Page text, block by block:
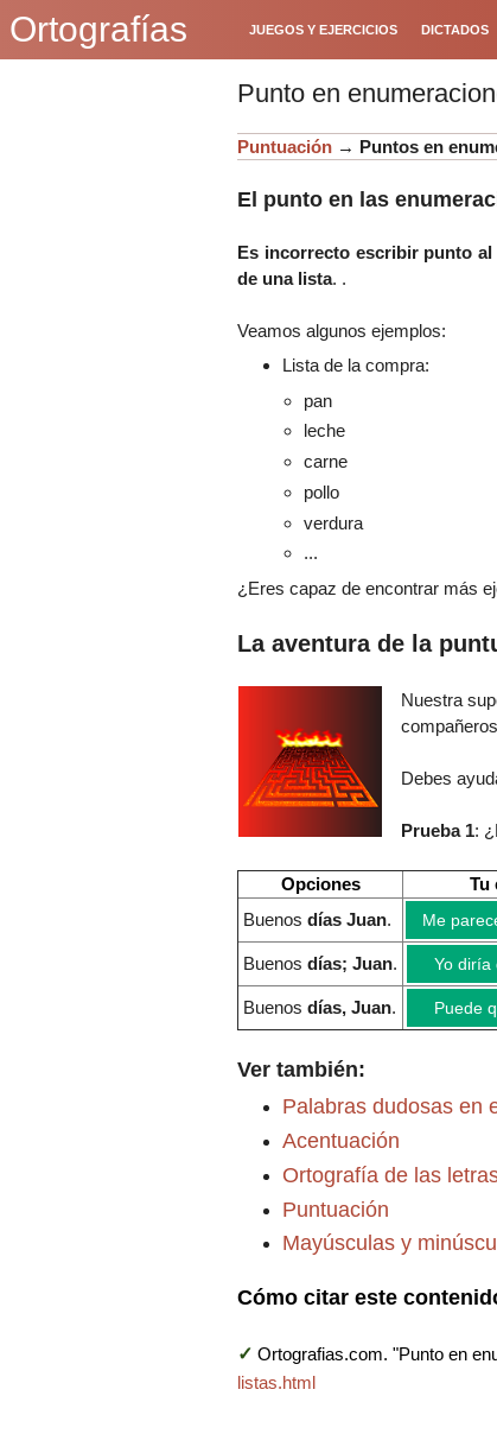
Ortografías JUEGOS Y EJERCICIOS DICTADOS
Punto en
Puntuación → Puntos en
El punto en las
Es incorrecto escribir punto
de una lista. .
Veamos algunos ejemplos:
Lista de la compra:
pan
leche
carne
pollo
verdura
...
¿Eres capaz de encontrar más
La aventura de la
Nuestra
Debes
Prueba 1:
Opciones
Tu
Buenos días Juan. Me
Buenos días; Juan. Yo diría
Buenos días, Juan. Puede
Ver también:
Palabras dudosas en
Acentuación
Ortografía de las
Puntuación
Mayúsculas y
Cómo citar este
✓ Ortografias.com. "Punto en
listas.html